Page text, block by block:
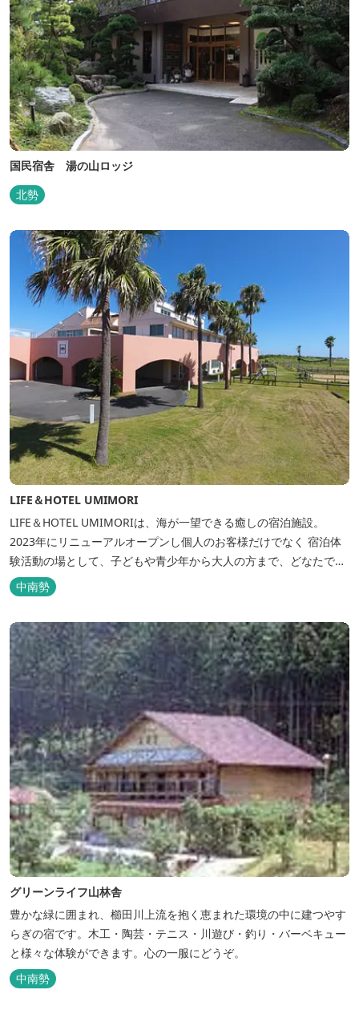
国民宿舎 湯の山ロッジ
北勢
LIFE＆HOTEL UMIMORI
LIFE＆HOTEL UMIMORIは、海が一望できる癒しの宿泊施設。
2023年にリニューアルオープンし個人のお客様だけでなく 宿泊体
験活動の場として、子どもや青少年から大人の方まで、どなたでも
ご利用いただけます。 ヨットやボート・カヤックをはじめとするマ
リンアクティビティや併設する海の乗馬倶楽部エルカバージョでの
乗馬体験が可能！ 小中学生や団体様向けに海の自然体験教室も開催
しています...
中南勢
グリーンライフ山林舎
豊かな緑に囲まれ、櫛田川上流を抱く恵まれた環境の中に建つやす
らぎの宿です。木工・陶芸・テニス・川遊び・釣り・バーベキュー
と様々な体験ができます。心の一服にどうぞ。
中南勢